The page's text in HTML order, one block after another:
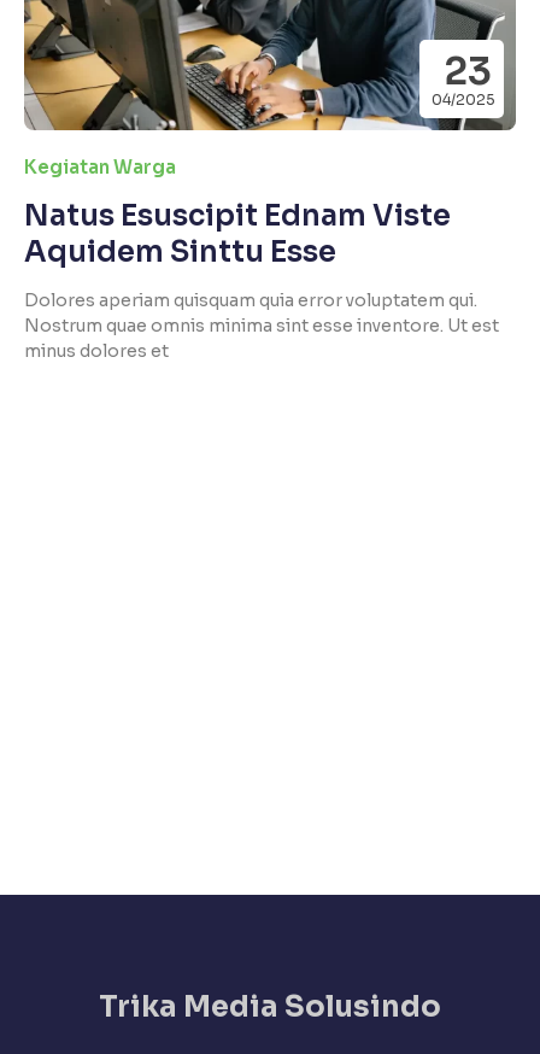
23
04/2025
Kegiatan Warga
Natus Esuscipit Ednam Viste
Aquidem Sinttu Esse
Dolores aperiam quisquam quia error voluptatem qui.
Nostrum quae omnis minima sint esse inventore. Ut est
minus dolores et
Trika Media Solusindo